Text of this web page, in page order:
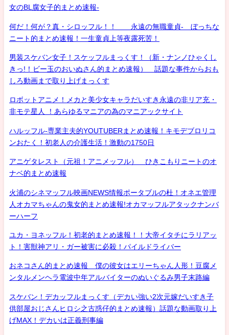
女のBL腐女子的まとめ速報-
何だ！何が？真・シロッフル！！ 永遠の無職童貞- ぼっちな
ニート的まとめ速報！一生童貞上等夜露死苦！
男装スケバン女子！スケッフルまっくす！（新・ナンノひゃくし
きっ!！ビー玉のおいぬさん的まとめ速報） 話題な事件からおも
しろ動画まで取り上げまっくす
ロボットアニメ！メカと美少女キャラだいすき永遠の非リア充・
非モテ星人 ！あらゆるマニアの為のマニアックサイト
ハルッフル-専業主夫的YOUTUBERまとめ速報！キモデブロリコ
ンおたく！初老人の介護生活！激動の1750日
アニゲタレスト（元祖！アニメッフル） ひきこもりニートのオ
ナベ的まとめ速報
火浦のシネマッフル映画NEWS情報ポータブルの杜！オネエ管理
人オカマちゃんの鬼女的まとめ速報!オカマッフルアタックナンバ
ーハーフ
ユカ・ヨネッフル！初老的まとめ速報！！大帝イタチにラリアッ
ト！害獣神アリ・ガー被害に必殺！パイルドライバー
おネコさん的まとめ速報 僕の彼女はエリーちゃん人形！豆腐メ
ンタルメンヘラ電波中年アルバイターのぬいぐるみ男子末路編
スケバン！デカッフルまっくす（デカい強い2次元嫁だいすき子
供部屋おじさんヒロシ之古惑仔的まとめ速報）話題な動画取り上
げMAX！デカいは正義刑事編